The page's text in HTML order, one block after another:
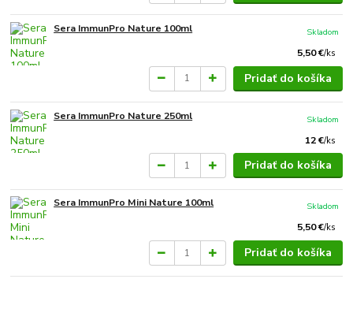
Sera ImmunPro Nature 100ml
5,50 €/ks
Skladom
Pridať do košíka
Sera ImmunPro Nature 250ml
12 €/ks
Skladom
Pridať do košíka
Sera ImmunPro Mini Nature 100ml
5,50 €/ks
Skladom
Pridať do košíka